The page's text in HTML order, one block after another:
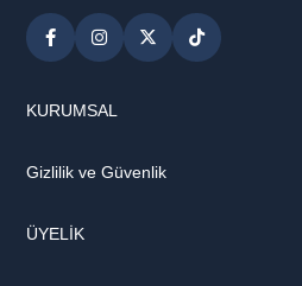
KURUMSAL
Gizlilik ve Güvenlik
ÜYELİK